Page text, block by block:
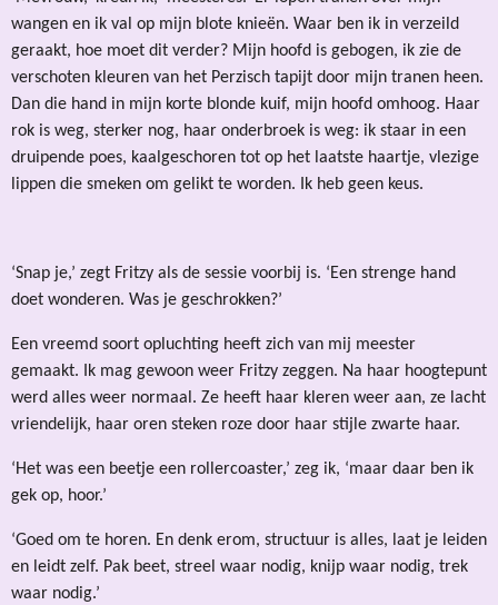
wangen en ik val op mijn blote knieën. Waar ben ik in verzeild
geraakt, hoe moet dit verder? Mijn hoofd is gebogen, ik zie de
verschoten kleuren van het Perzisch tapijt door mijn tranen heen.
Dan die hand in mijn korte blonde kuif, mijn hoofd omhoog. Haar
rok is weg, sterker nog, haar onderbroek is weg: ik staar in een
druipende poes, kaalgeschoren tot op het laatste haartje, vlezige
lippen die smeken om gelikt te worden. Ik heb geen keus.
‘Snap je,’ zegt Fritzy als de sessie voorbij is. ‘Een strenge hand
doet wonderen. Was je geschrokken?’
Een vreemd soort opluchting heeft zich van mij meester
gemaakt. Ik mag gewoon weer Fritzy zeggen. Na haar hoogtepunt
werd alles weer normaal. Ze heeft haar kleren weer aan, ze lacht
vriendelijk, haar oren steken roze door haar stijle zwarte haar.
‘Het was een beetje een rollercoaster,’ zeg ik, ‘maar daar ben ik
gek op, hoor.’
‘Goed om te horen. En denk erom, structuur is alles, laat je leiden
en leidt zelf. Pak beet, streel waar nodig, knijp waar nodig, trek
waar nodig.’